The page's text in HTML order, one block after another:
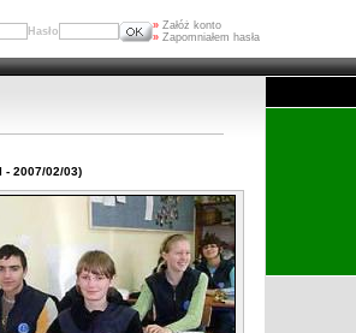
Hasło » Załóż konto
» Zapomniałem hasła
2007/02/03)